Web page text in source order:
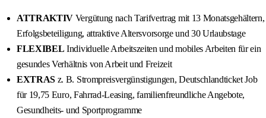
ATTRAKTIV Vergütung nach Tarifvertrag mit 13 Monatsgehältern,
Erfolgsbeteiligung, attraktive Altersvorsorge und 30 Urlaubstage
FLEXIBEL Individuelle Arbeitszeiten und mobiles Arbeiten für ein
gesundes Verhältnis von Arbeit und Freizeit
EXTRAS z. B. Strompreisvergünstigungen, Deutschlandticket Job
für 19,75 Euro, Fahrrad-Leasing, familienfreundliche Angebote,
Gesundheits- und Sportprogramme